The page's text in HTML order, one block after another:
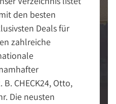
den besten
Deals für
zahlreiche
CHECK24, Otto,
Die neusten